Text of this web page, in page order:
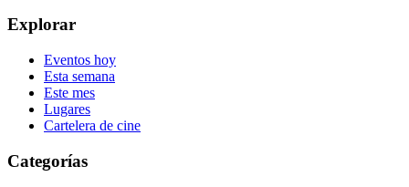
Explorar
Eventos hoy
Esta semana
Este mes
Lugares
Cartelera de cine
Categorías